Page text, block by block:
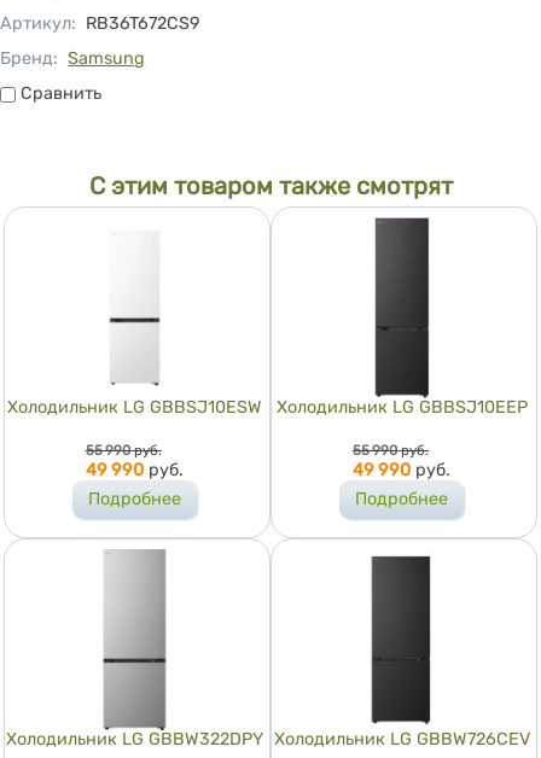
Артикул: RB36T672CS9
Бренд: Samsung
СравнитьСравнить
С этим товаром также смотрят
Холодильник LG GBBSJ10ESW
Цена
55 990 руб.
49 990 руб.
Подробнее
Холодильник LG GBBSJ10EEP
Цена
55 990 руб.
49 990 руб.
Подробнее
Холодильник LG GBBW322DPY Холодильник LG GBBW726CEV